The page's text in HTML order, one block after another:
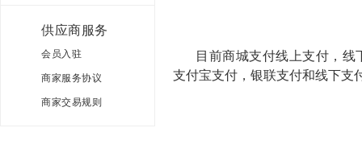
供应商服务
会员入驻
商家服务协议
商家交易规则
目前商城支付线上支付，线
支付宝支付， 银联支付和线下支